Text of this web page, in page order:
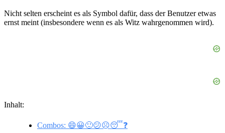
Nicht selten erscheint es als Symbol dafür, dass der Benutzer etwas
ernst meint (insbesondere wenn es als Witz wahrgenommen wird).
Inhalt:
Combos: 😄😀🙂😕☹️😴❓